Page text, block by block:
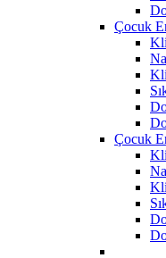
Çocuk
Çocuk